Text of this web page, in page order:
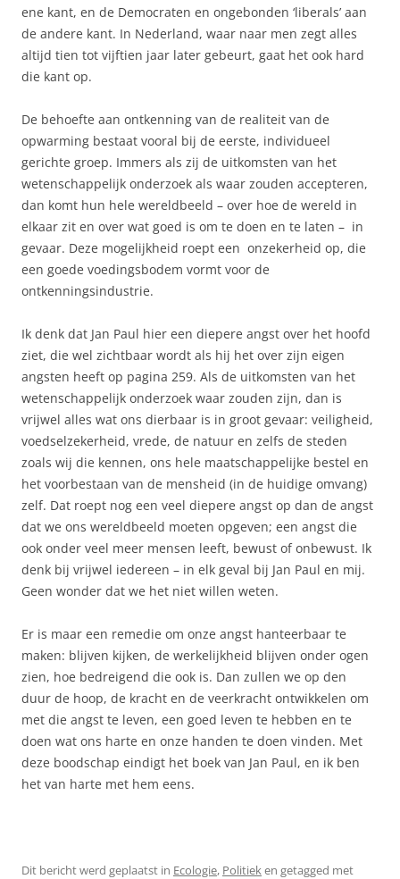
ene kant, en de Democraten en ongebonden ‘liberals’ aan
de andere kant. In Nederland, waar naar men zegt alles
altijd tien tot vijftien jaar later gebeurt, gaat het ook hard
die kant op.
De behoefte aan ontkenning van de realiteit van de
opwarming bestaat vooral bij de eerste, individueel
gerichte groep. Immers als zij de uitkomsten van het
wetenschappelijk onderzoek als waar zouden accepteren,
dan komt hun hele wereldbeeld – over hoe de wereld in
elkaar zit en over wat goed is om te doen en te laten – in
gevaar. Deze mogelijkheid roept een onzekerheid op, die
een goede voedingsbodem vormt voor de
ontkenningsindustrie.
Ik denk dat Jan Paul hier een diepere angst over het hoofd
ziet, die wel zichtbaar wordt als hij het over zijn eigen
angsten heeft op pagina 259. Als de uitkomsten van het
wetenschappelijk onderzoek waar zouden zijn, dan is
vrijwel alles wat ons dierbaar is in groot gevaar: veiligheid,
voedselzekerheid, vrede, de natuur en zelfs de steden
zoals wij die kennen, ons hele maatschappelijke bestel en
het voorbestaan van de mensheid (in de huidige omvang)
zelf. Dat roept nog een veel diepere angst op dan de angst
dat we ons wereldbeeld moeten opgeven; een angst die
ook onder veel meer mensen leeft, bewust of onbewust. Ik
denk bij vrijwel iedereen – in elk geval bij Jan Paul en mij.
Geen wonder dat we het niet willen weten.
Er is maar een remedie om onze angst hanteerbaar te
maken: blijven kijken, de werkelijkheid blijven onder ogen
zien, hoe bedreigend die ook is. Dan zullen we op den
duur de hoop, de kracht en de veerkracht ontwikkelen om
met die angst te leven, een goed leven te hebben en te
doen wat ons harte en onze handen te doen vinden. Met
deze boodschap eindigt het boek van Jan Paul, en ik ben
het van harte met hem eens.
Dit bericht werd geplaatst in Ecologie, Politieken getagged met